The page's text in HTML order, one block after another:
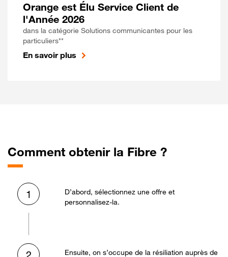
Orange est Élu Service Client de
l'Année 2026
dans la catégorie Solutions communicantes pour les
particuliers**
En savoir plus
Comment obtenir la Fibre ?
1
D’abord, sélectionnez une offre et
personnalisez-la.
Ensuite, on s’occupe de la résiliation auprès de